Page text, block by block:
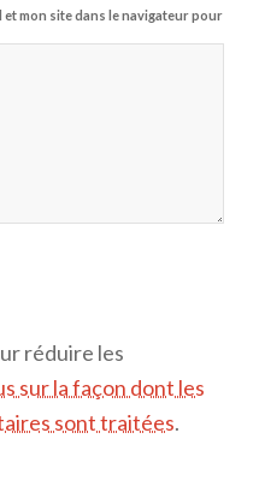
et mon site dans le navigateur pour
réduire les
sur la façon dont les
sont traitées.